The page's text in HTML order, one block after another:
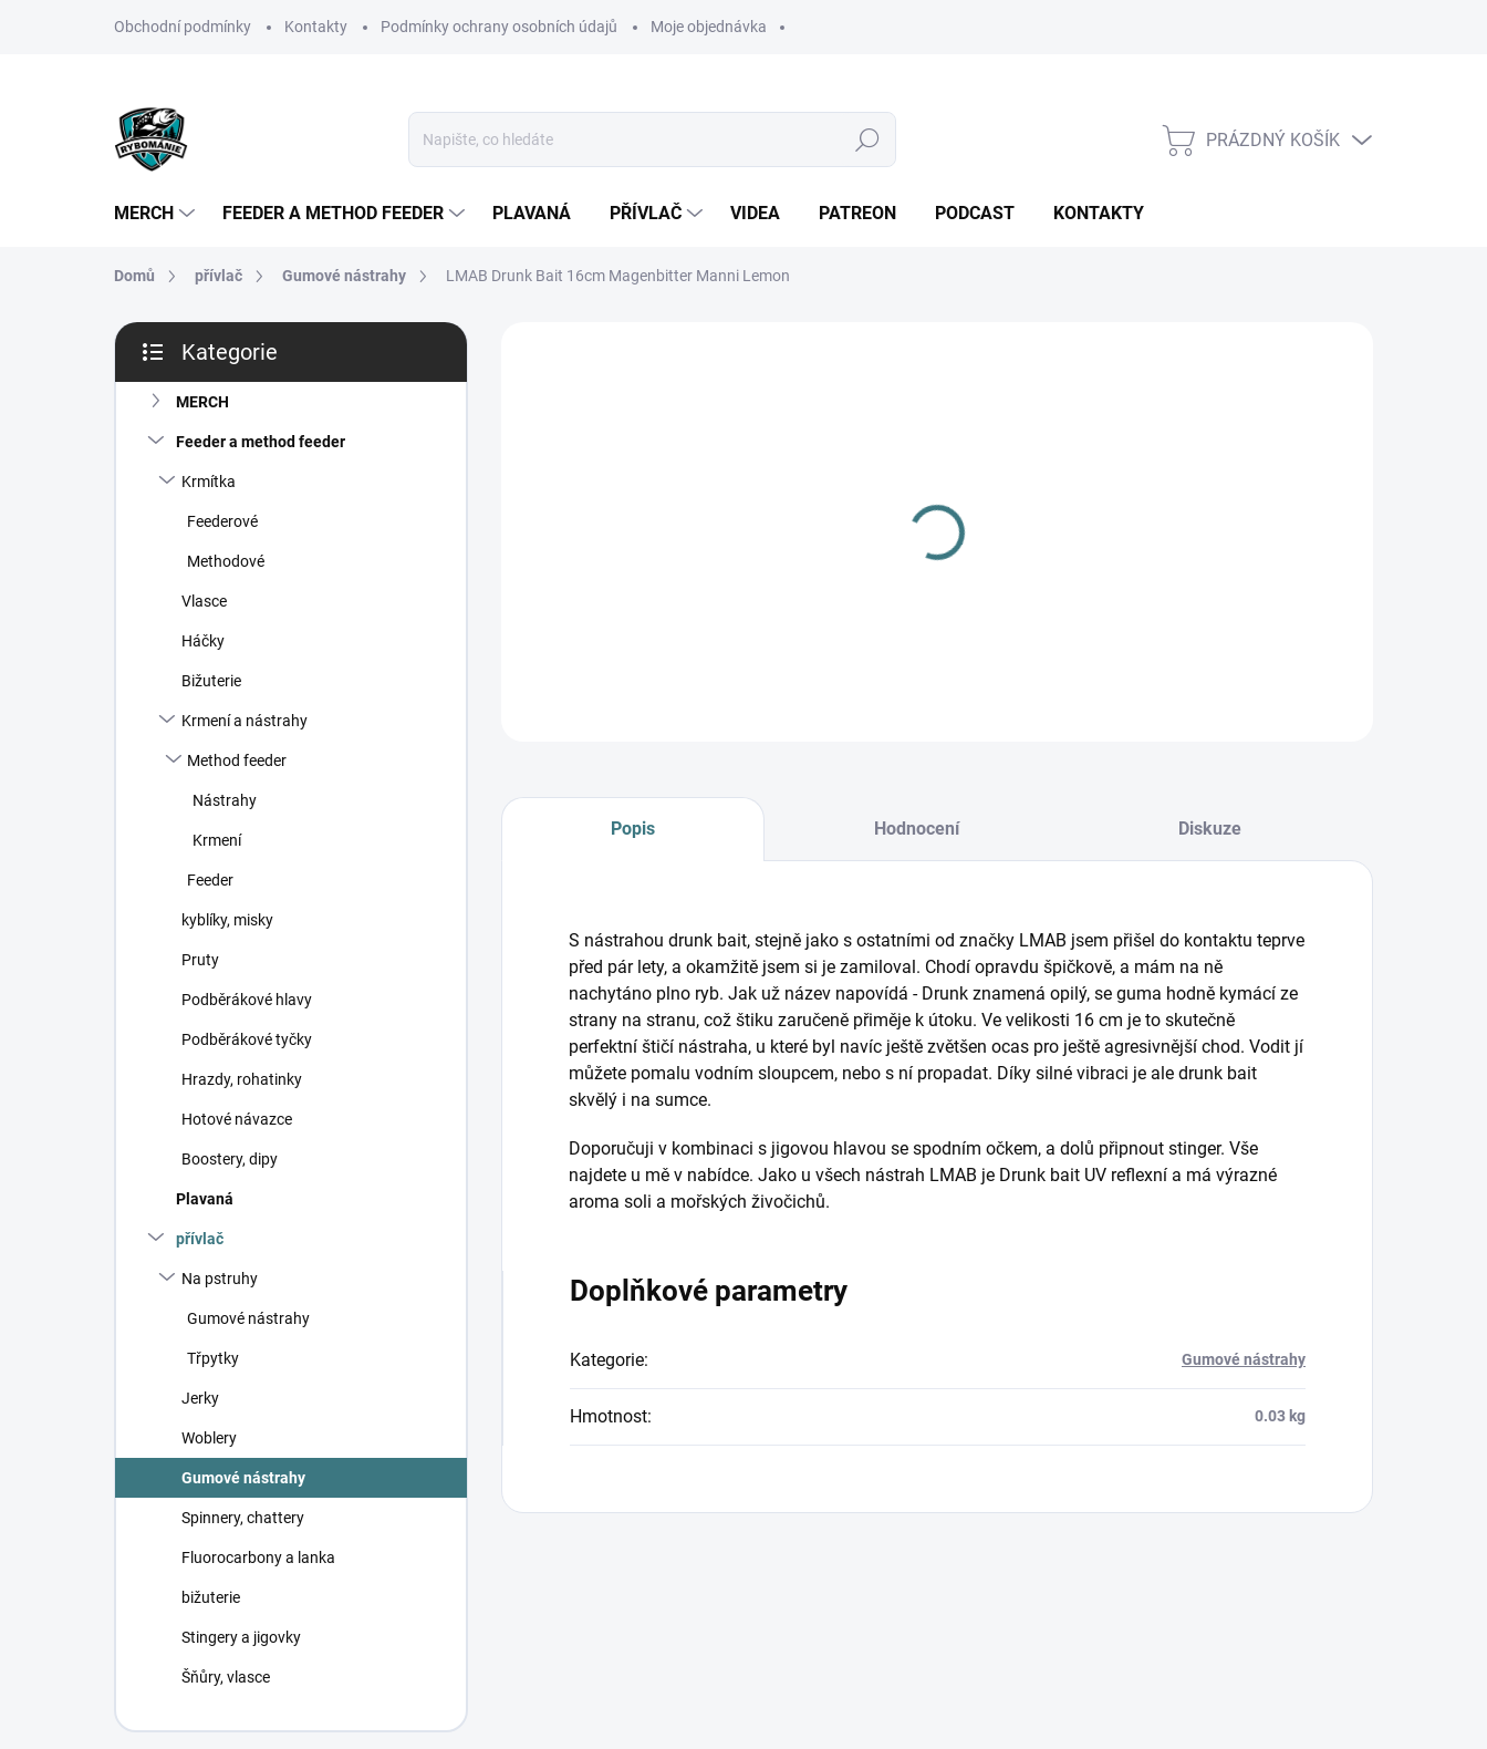
Obchodní podmínky Kontakty Podmínky ochrany osobních údajů Moje objednávka
Hledat
NÁKUPNÍ
PRÁZDNÝ KOŠÍK
MERCH FEEDER A METHOD FEEDER PLAVANÁ PŘÍVLAČ VIDEA PATREON PODCAST KONTAKTY
Domů přívlač Gumové nástrahy LMAB Drunk Bait 16cm Magenbitter Manni Lemon
P
s
kategorie
Kategorie
MERCH
Feeder a method feeder
Krmítka
Feederové
Methodové
Vlasce
Háčky
Bižuterie
Krmení a nástrahy
Method feeder
Nástrahy
Krmení
Feeder
kyblíky, misky
Pruty
Podběrákové hlavy
Podběrákové tyčky
Hrazdy, rohatinky
Hotové návazce
Boostery, dipy
Plavaná
přívlač
Na pstruhy
Gumové nástrahy
Třpytky
Jerky
Woblery
Gumové nástrahy
Spinnery, chattery
Fluorocarbony a lanka
bižuterie
Stingery a jigovky
Šňůry, vlasce
Popis Hodnocení Diskuze
S nástrahou drunk bait, stejně jako s ostatními od značky LMAB jsem přišel do kontaktu teprve
před pár lety, a okamžitě jsem si je zamiloval. Chodí opravdu špičkově, a mám na ně
nachytáno plno ryb. Jak už název napovídá - Drunk znamená opilý, se guma hodně kymácí ze
strany na stranu, což štiku zaručeně přiměje k útoku. Ve velikosti 16 cm je to skutečně
perfektní štičí nástraha, u které byl navíc ještě zvětšen ocas pro ještě agresivnější chod. Vodit jí
můžete pomalu vodním sloupcem, nebo s ní propadat. Díky silné vibraci je ale drunk bait
skvělý i na sumce.
Doporučuji v kombinaci s jigovou hlavou se spodním očkem, a dolů připnout stinger. Vše
najdete u mě v nabídce. Jako u všech nástrah LMAB je Drunk bait UV reflexní a má výrazné
aroma soli a mořských živočichů.
Doplňkové parametry
Kategorie: Gumové nástrahy
Hmotnost: 0.03 kg